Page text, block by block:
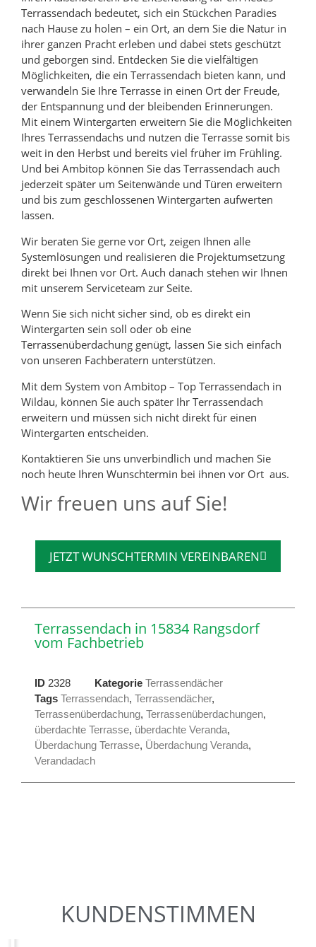
Terrassendach bedeutet, sich ein Stückchen Paradies
nach Hause zu holen – ein Ort, an dem Sie die Natur in
ihrer ganzen Pracht erleben und dabei stets geschützt
und geborgen sind. Entdecken Sie die vielfältigen
Möglichkeiten, die ein Terrassendach bieten kann, und
verwandeln Sie Ihre Terrasse in einen Ort der Freude,
der Entspannung und der bleibenden Erinnerungen.
Mit einem Wintergarten erweitern Sie die Möglichkeiten
Ihres Terrassendachs und nutzen die Terrasse somit bis
weit in den Herbst und bereits viel früher im Frühling.
Und bei Ambitop können Sie das Terrassendach auch
jederzeit später um Seitenwände und Türen erweitern
und bis zum geschlossenen Wintergarten aufwerten
lassen.
Wir beraten Sie gerne vor Ort, zeigen Ihnen alle
Systemlösungen und realisieren die Projektumsetzung
direkt bei Ihnen vor Ort. Auch danach stehen wir Ihnen
mit unserem Serviceteam zur Seite.
Wenn Sie sich nicht sicher sind, ob es direkt ein
Wintergarten sein soll oder ob eine
Terrassenüberdachung genügt, lassen Sie sich einfach
von unseren Fachberatern unterstützen.
Mit dem System von Ambitop – Top Terrassendach in
Wildau, können Sie auch später Ihr Terrassendach
erweitern und müssen sich nicht direkt für einen
Wintergarten entscheiden.
Kontaktieren Sie uns unverbindlich und machen Sie
noch heute Ihren Wunschtermin bei ihnen vor Ort aus.
Wir freuen uns auf Sie!
JETZT WUNSCHTERMIN VEREINBAREN
Terrassendach in 15834 Rangsdorf
vom Fachbetrieb
ID 2328 Kategorie Terrassendächer
Tags Terrassendach, Terrassendächer,
Terrassenüberdachung, Terrassenüberdachungen,
überdachte Terrasse, überdachte Veranda,
Überdachung Terrasse, Überdachung Veranda,
Verandadach
KUNDENSTIMMEN